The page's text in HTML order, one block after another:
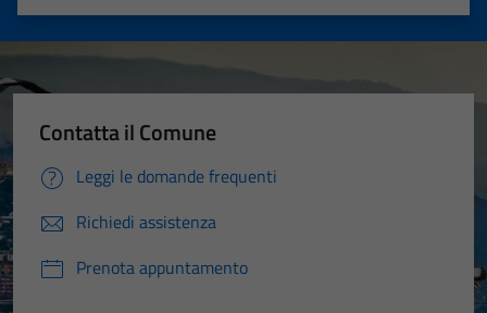
Valuta 5 stelle su 5
Valuta 4 stelle su 5
Valuta 3 stelle su 5
Valuta 2 stelle su 5
Valuta 1 stelle su 5
Contatta il Comune
Leggi le domande frequenti
Richiedi assistenza
Prenota appuntamento